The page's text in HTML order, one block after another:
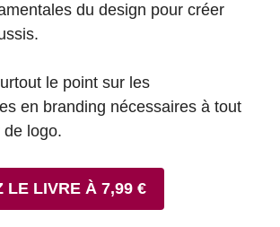
du design pour créer
le point sur les
en branding nécessaires à tout
de logo.
LE LIVRE À 7,99 €